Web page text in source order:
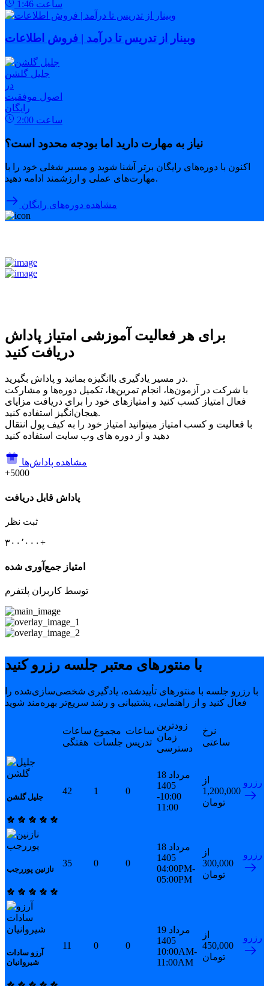
1:46 ساعت
وبینار از تدریس تا درآمد | فروش اطلاعات
جلیل گلشن
در
اصول موفقیت
رایگان
2:00 ساعت
نیاز به مهارت دارید اما بودجه محدود است؟
اکنون با دوره‌های رایگان برتر آشنا شوید و مسیر شغلی خود را با
مهارت‌های عملی و ارزشمند ادامه دهید.
مشاهده دوره‌های رایگان
برای هر فعالیت آموزشی امتیاز پاداش
دریافت کنید
در مسیر یادگیری باانگیزه بمانید و پاداش بگیرید.
با شرکت در آزمون‌ها، انجام تمرین‌ها، تکمیل دوره‌ها و مشارکت
فعال امتیاز کسب کنید و امتیازهای خود را برای دریافت مزایای
هیجان‌انگیز استفاده کنید.
با فعالیت و کسب امتیاز میتوانید امتیاز خود را به کیف پول انتقال
دهید و از دوره های وب سایت استفاده کنید
مشاهده پاداش‌ها
+5000
پاداش قابل دریافت
ثبت نظر
۳۰۰٬۰۰۰+
امتیاز جمع‌آوری شده
توسط کاربران پلتفرم
با منتورهای معتبر جلسه رزرو کنید
با رزرو جلسه با منتورهای تأییدشده، یادگیری شخصی‌سازی‌شده را
فعال کنید و از راهنمایی، پشتیبانی و رشد سریع‌تر بهره‌مند شوید
ساعات
هفتگی
مجموع
جلسات
ساعات
تدریس
زودترین
زمان
دسترسی
نرخ
ساعتی
جلیل گلشن
42 1 0
18 مرداد
1405
10:00-
11:00
از
1,200,000
تومان
رزرو
نازنین پوررجب
35 0 0
18 مرداد
1405
04:00PM-
05:00PM
از
300,000
تومان
رزرو
آرزو سادات
شیروانیان
11 0 0
19 مرداد
1405
10:00AM-
11:00AM
از
450,000
تومان
رزرو